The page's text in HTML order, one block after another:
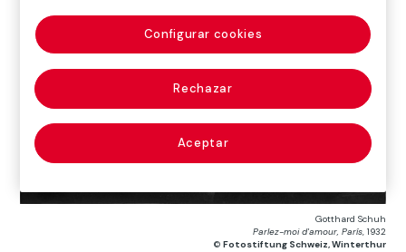
Gotthard Schuh
Parlez-moi d'amour, París, 1932
© Fotostiftung Schweiz, Winterthur
Rechazar
Aceptar
Configurar cookies